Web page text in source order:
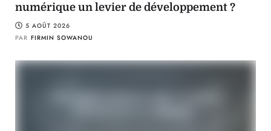
numérique un levier de développement ?
5 AOÛT 2026
PAR FIRMIN SOWANOU